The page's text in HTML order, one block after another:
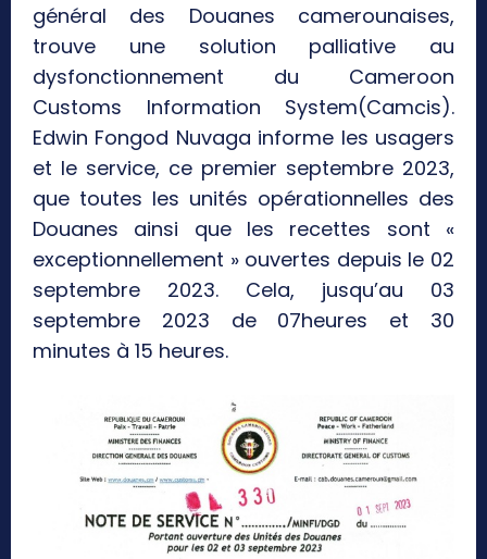
général des Douanes camerounaises,
trouve une solution palliative au
dysfonctionnement du Cameroon
Customs Information System(Camcis).
Edwin Fongod Nuvaga informe les usagers
et le service, ce premier septembre 2023,
que toutes les unités opérationnelles des
Douanes ainsi que les recettes sont «
exceptionnellement » ouvertes depuis le 02
septembre 2023. Cela, jusqu’au 03
septembre 2023 de 07heures et 30
minutes à 15 heures.